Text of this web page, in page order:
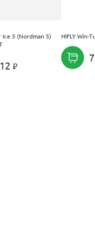
Ice 5 (Nordman 5)
HIFLY Win-